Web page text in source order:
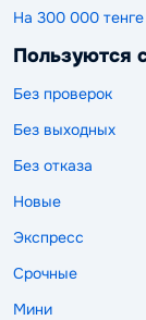
На 300 000 тенге
Пользуются
Без проверок
Без выходных
Без отказа
Новые
Экспресс
Срочные
Мини